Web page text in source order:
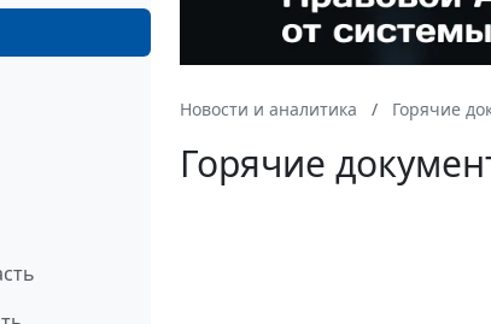
Новости и аналитика Горячие
Горячие